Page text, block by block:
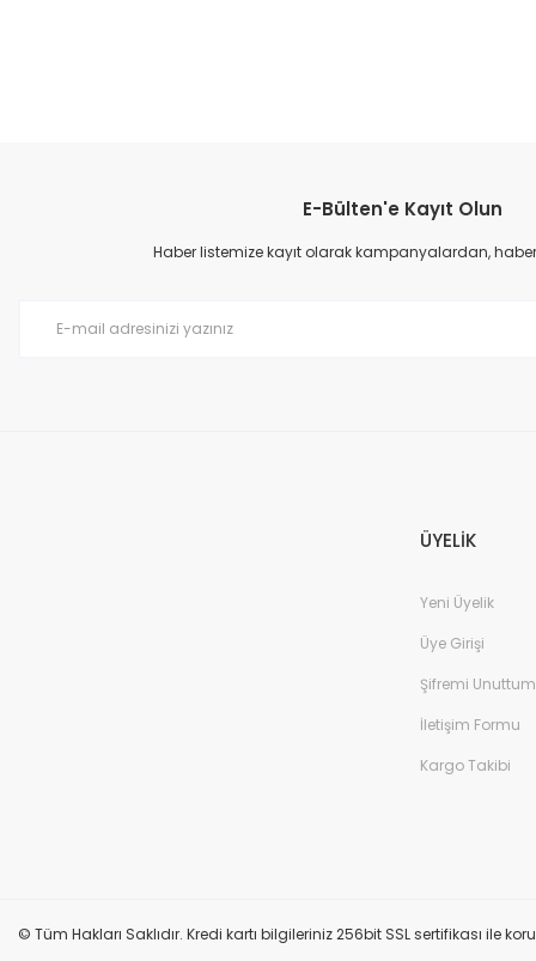
Ürün resmi kalitesiz, bozuk veya görüntülenemiyor.
Ürün açıklamasında eksik bilgiler bulunuyor.
E-Bülten'e Kayıt Olun
Haber listemize kayıt olarak kampanyalardan,
ÜYELİK
Yeni Üyelik
Üye Girişi
Şifremi Unuttum
İletişim Formu
Kargo Takibi
© Tüm Hakları Saklıdır. Kredi kartı bilgileriniz 256bit SSL sertifikası ile